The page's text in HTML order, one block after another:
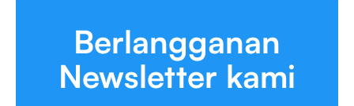
Berlangganan
Newsletter kami